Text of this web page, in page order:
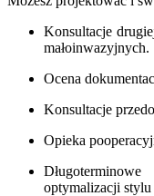
Konsultacje
małoinwazyjnych.
Ocena
Konsultacje
Opieka
optymalizacji stylu